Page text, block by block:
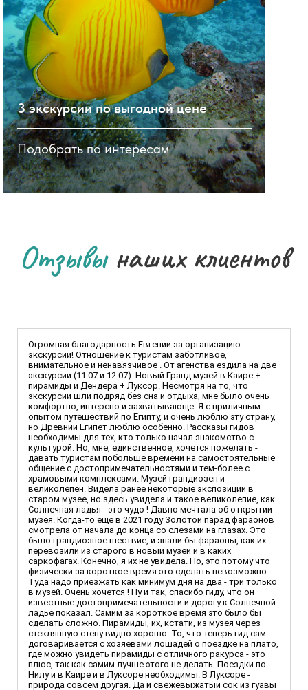
3 экскурсии по выгодной цене
Подобрать по интересам
Отзывынаших клиентов
Огромная благодарность Евгении за организацию
экскурсий! Отношение к туристам заботливое,
внимательное и ненавязчивое . От агенства ездила на две
экскурсии (11.07 и 12.07): Новый Гранд музей в Каире +
пирамиды и Дендера + Луксор. Несмотря на то, что
экскурсии шли подряд без сна и отдыха, мне было очень
комфортно, интерсно и захватывающе. Я с приличным
опытом путешествий по Египту, и очень люблю эту страну,
но Древний Египет люблю особенно. Рассказы гидов
необходимы для тех, кто только начал знакомство с
культурой. Но, мне, единственное, хочется пожелать -
давать туристам побольше времени на самостоятельные
общение с достопримечательностями и тем-более с
храмовыми комплексами. Музей грандиозен и
великолепен. Видела ранее некоторые экспозиции в
старом музее, но здесь увидела и такое великолепие, как
Солнечная ладья - это чудо ! Давно мечтала об открытии
музея. Когда-то ещё в 2021 году Золотой парад фараонов
смотрела от начала до конца со слезами на глазах. Это
было грандиозное шествие, и знали бы фараоны, как их
перевозили из старого в новый музей и в каких
саркофагах. Конечно, я их не увидела. Но, это потому что
физически за короткое время это сделать невозможно.
Туда надо приезжать как минимум дня на два - три только
в музей. Очень хочется ! Ну и так, спасибо гиду, что он
известные достопримечательности и дорогу к Солнечной
ладье показал. Самим за короткое время это было бы
сделать сложно. Пирамиды, их, кстати, из музея через
стеклянную стену видно хорошо. То, что теперь гид сам
договаривается с хозяевами лошадей о поездке на плато,
где можно увидеть пирамиды с отличного ракурса - это
плюс, так как самим лучше этого не делать. Поездки по
Нилу и в Каире и в Луксоре необходимы. В Луксоре -
природа совсем другая. Да и свежевыжатый сок из гуавы